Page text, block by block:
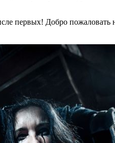
первых! Добро пожаловать